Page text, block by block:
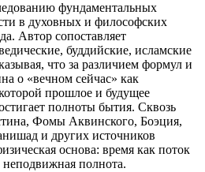
фундаментальных
в духовных и философских
Автор сопоставляет
буддийские, исламские
что за различием формул и
о «вечном сейчас» как
прошлое и будущее
полноты бытия. Сквозь
Фомы Аквинского, Боэция,
и других источников
основа: время как поток
полнота.